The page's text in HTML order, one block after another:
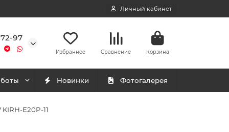
Личный кабинет
97
Избранное Сравнение Корзина
Новинки Фотогалерея
E20P-11